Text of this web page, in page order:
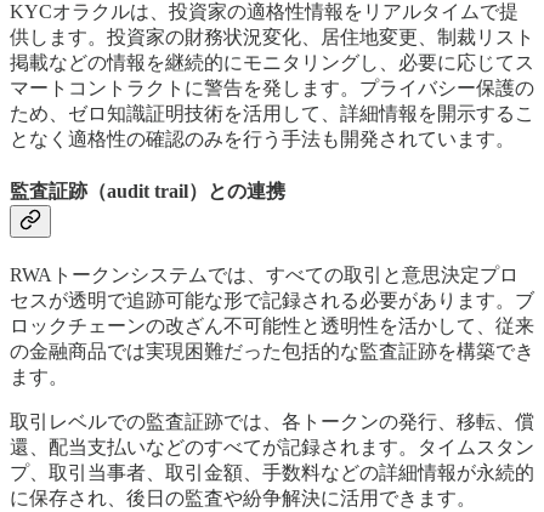
KYCオラクルは、投資家の適格性情報をリアルタイムで提
供します。投資家の財務状況変化、居住地変更、制裁リスト
掲載などの情報を継続的にモニタリングし、必要に応じてス
マートコントラクトに警告を発します。プライバシー保護の
ため、ゼロ知識証明技術を活用して、詳細情報を開示するこ
となく適格性の確認のみを行う手法も開発されています。
監査証跡（audit trail）との連携
RWAトークンシステムでは、すべての取引と意思決定プロ
セスが透明で追跡可能な形で記録される必要があります。ブ
ロックチェーンの改ざん不可能性と透明性を活かして、従来
の金融商品では実現困難だった包括的な監査証跡を構築でき
ます。
取引レベルでの監査証跡では、各トークンの発行、移転、償
還、配当支払いなどのすべてが記録されます。タイムスタン
プ、取引当事者、取引金額、手数料などの詳細情報が永続的
に保存され、後日の監査や紛争解決に活用できます。